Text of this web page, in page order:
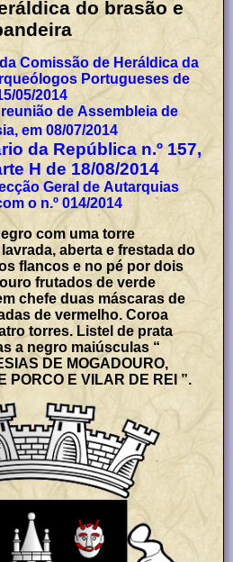
Comissão de Heráldica da
Portugueses de
05/2014
de Assembleia de
em 08/07/2014
da República n.º 157,
H de 18/08/2014
Geral de Autarquias
o n.º 014/2014
com uma torre
aberta e frestada do
flancos e no pé por dois
frutados de verde
chefe duas máscaras de
de vermelho. Coroa
torres. Listel de prata
a negro maiúsculas “
DE MOGADOURO,
PORCO E VILAR DE REI ”.